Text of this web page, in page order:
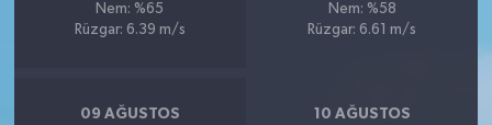
Nem: %65
Rüzgar: 6.39 m/s
Nem: %58
Rüzgar: 6.61 m/s
09 AĞUSTOS 10 AĞUSTOS